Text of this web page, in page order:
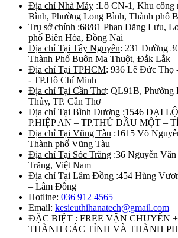
Địa chỉ Nhà Máy :Lô CN-1, Khu công
Bình, Phường Long Bình, Thành phố
Trụ sở chính :68/81 Phan Đăng Lưu,
phố Biên Hòa, Đồng Nai
Địa chỉ Tại Tây Nguyên: 231 Đường
Thành Phố Buôn Ma Thuột, Đắk Lắk
Địa chỉ Tại TPHCM: 936 Lê Đức Thọ
- TP.Hồ Chí Minh
Địa chỉ Tại Cần Thơ: QL91B, Phường
Thủy, TP. Cần Thơ
Địa chỉ Tại Bình Dương :1546 ĐẠI
P.HIỆP AN – TP.THỦ DẦU MỘT –
Địa chỉ Tại Vũng Tàu :1615 Võ
Thành phố Vũng Tàu
Địa chỉ Tại Sóc Trăng :36 Nguyễn
Trăng, Việt Nam
Địa chỉ Tại Lâm Đồng :454 Hùng
– Lâm Đồng
Hotline: 036 912 4565
Email: kesieuthihanatech@gmail.com
ĐẶC BIỆT : FREE VẬN CHUYỂN
THÀNH CÁC TỈNH VÀ THÀNH